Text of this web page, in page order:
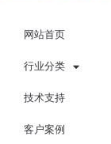
网站首页
行业分类
技术支持
客户案例